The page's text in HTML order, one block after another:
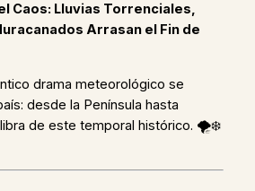
Caos: Lluvias Torrenciales,
Arrasan el Fin de
drama meteorológico se
desde la Península hasta
libra de este temporal histórico. 🌪️❄️